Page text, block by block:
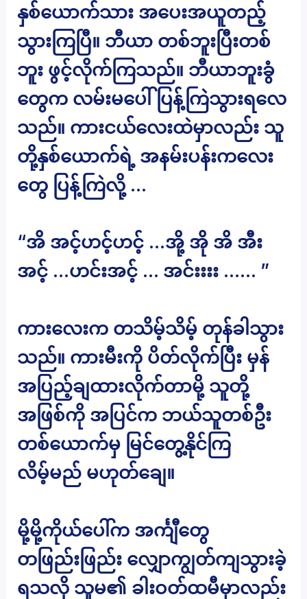
နှစ်ယောက်သား အပေးအယူတည့်
သွားကြပြီ။ ဘီယာ တစ်ဘူးပြီးတစ်
ဘူး ဖွင့်လိုက်ကြသည်။ ဘီယာဘူးခွံ
တွေက လမ်းမပေါ် ပြန့်ကြဲသွားရလေ
သည်။ ကားငယ်လေးထဲမှာလည်း သူ
တို့နှစ်ယောက်ရဲ့ အနမ်းပန်းကလေး
တွေ ပြန့်ကြဲလို့ …
“အိ အင့်ဟင့်ဟင့် …အို့ အို အိ အီး
အင့် …ဟင်းအင့် … အင်းးးး …… ”
ကားလေးက တသိမ့်သိမ့် တုန်ခါသွား
သည်။ ကားမီးကို ပိတ်လိုက်ပြီး မှန်
အပြည့်ချထားလိုက်တာမို့ သူတို့
အဖြစ်ကို အပြင်က ဘယ်သူတစ်ဦး
တစ်ယောက်မှ မြင်တွေ့နိုင်ကြ
လိမ့်မည် မဟုတ်ချေ။
မို့မို့ကိုယ်ပေါ်က အင်္ကျီတွေ
တဖြည်းဖြည်း လျှောကျွတ်ကျသွားခဲ့
ရသလို သူမ၏ ခါးဝတ်ထမီမှာလည်း